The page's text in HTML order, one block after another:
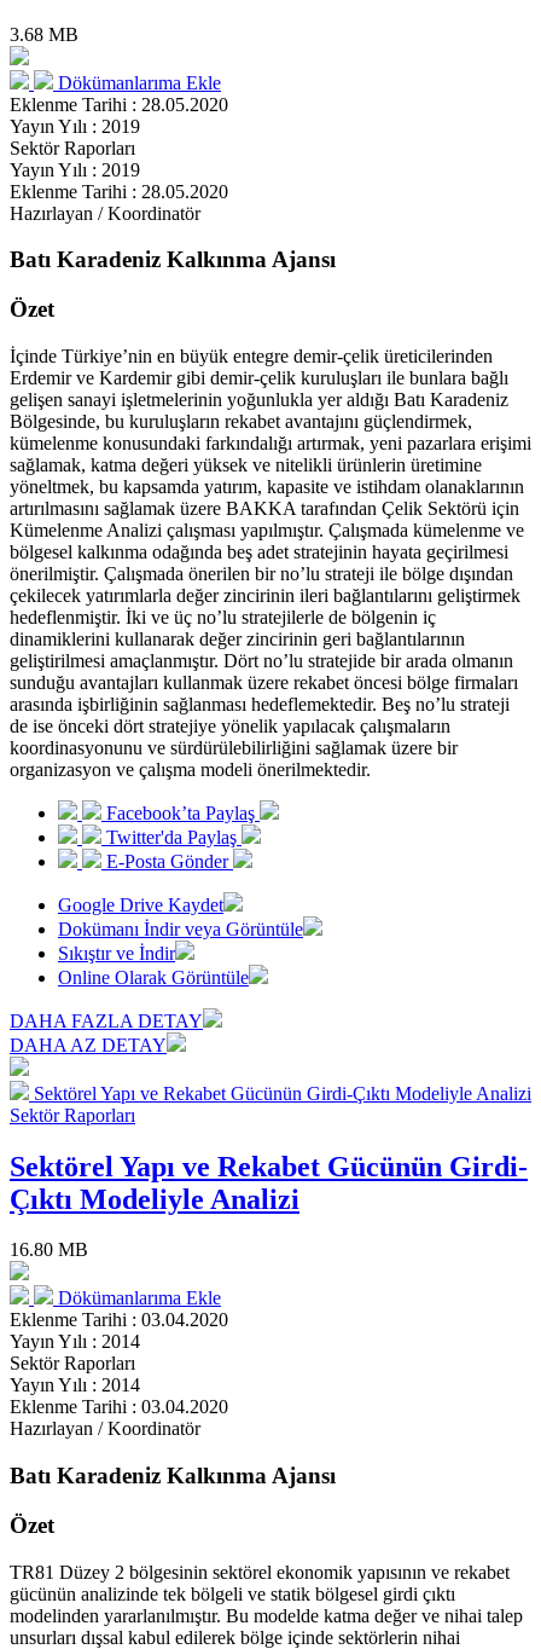
3.68 MB
Dökümanlarıma Ekle
Eklenme Tarihi : 28.05.2020
Yayın Yılı : 2019
Sektör Raporları
Yayın Yılı : 2019
Eklenme Tarihi : 28.05.2020
Hazırlayan / Koordinatör
Batı Karadeniz Kalkınma Ajansı
Özet
İçinde Türkiye’nin en büyük entegre demir-çelik üreticilerinden
Erdemir ve Kardemir gibi demir-çelik kuruluşları ile bunlara bağlı
gelişen sanayi işletmelerinin yoğunlukla yer aldığı Batı Karadeniz
Bölgesinde, bu kuruluşların rekabet avantajını güçlendirmek,
kümelenme konusundaki farkındalığı artırmak, yeni pazarlara erişimi
sağlamak, katma değeri yüksek ve nitelikli ürünlerin üretimine
yöneltmek, bu kapsamda yatırım, kapasite ve istihdam olanaklarının
artırılmasını sağlamak üzere BAKKA tarafından Çelik Sektörü için
Kümelenme Analizi çalışması yapılmıştır. Çalışmada kümelenme ve
bölgesel kalkınma odağında beş adet stratejinin hayata geçirilmesi
önerilmiştir. Çalışmada önerilen bir no’lu strateji ile bölge dışından
çekilecek yatırımlarla değer zincirinin ileri bağlantılarını geliştirmek
hedeflenmiştir. İki ve üç no’lu stratejilerle de bölgenin iç
dinamiklerini kullanarak değer zincirinin geri bağlantılarının
geliştirilmesi amaçlanmıştır. Dört no’lu stratejide bir arada olmanın
sunduğu avantajları kullanmak üzere rekabet öncesi bölge firmaları
arasında işbirliğinin sağlanması hedeflemektedir. Beş no’lu strateji
de ise önceki dört stratejiye yönelik yapılacak çalışmaların
koordinasyonunu ve sürdürülebilirliğini sağlamak üzere bir
organizasyon ve çalışma modeli önerilmektedir.
Facebook’ta Paylaş
Twitter'da Paylaş
E-Posta Gönder
Google Drive Kaydet
Dokümanı İndir veya Görüntüle
Sıkıştır ve İndir
Online Olarak Görüntüle
DAHA FAZLA DETAY
DAHA AZ DETAY
Sektörel Yapı ve Rekabet Gücünün Girdi-Çıktı Modeliyle Analizi
Sektör Raporları
Sektörel Yapı ve Rekabet Gücünün Girdi-
Çıktı Modeliyle Analizi
16.80 MB
Dökümanlarıma Ekle
Eklenme Tarihi : 03.04.2020
Yayın Yılı : 2014
Sektör Raporları
Yayın Yılı : 2014
Eklenme Tarihi : 03.04.2020
Hazırlayan / Koordinatör
Batı Karadeniz Kalkınma Ajansı
Özet
TR81 Düzey 2 bölgesinin sektörel ekonomik yapısının ve rekabet
gücünün analizinde tek bölgeli ve statik bölgesel girdi çıktı
modelinden yararlanılmıştır. Bu modelde katma değer ve nihai talep
unsurları dışsal kabul edilerek bölge içinde sektörlerin nihai